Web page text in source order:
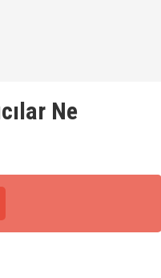
Ne